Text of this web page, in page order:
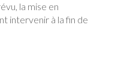
la mise en
intervenir à la fin de